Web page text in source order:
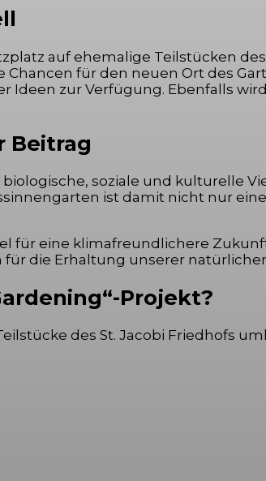
auf ehemalige Teilstücken
für den neuen Ort des
Ideen zur Verfügung. Ebenfalls
Beitrag
soziale und kulturelle
ist damit nicht nur
für eine klimafreundlichere
für die Erhaltung unserer
Projekt?
des St. Jacobi Friedhofs